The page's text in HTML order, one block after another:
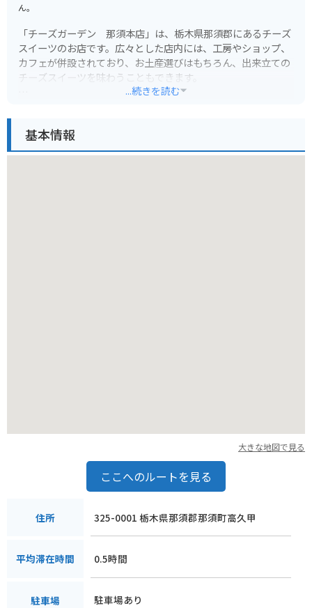
ん。
「チーズガーデン 那須本店」は、栃木県那須郡にあるチーズ
スイーツのお店です。広々とした店内には、工房やショップ、
カフェが併設されており、お土産選びはもちろん、出来立ての
チーズスイーツを味わうこともできます。
の詰め合わせもおすすめです。
...続きを読む
基本情報
大きな地図で見る
ここへのルートを見る
住所 325-0001 栃木県那須郡那須町高久甲
平均滞在時間 0.5時間
駐車場 駐車場あり